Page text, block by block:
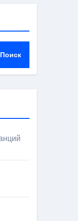
Поиск